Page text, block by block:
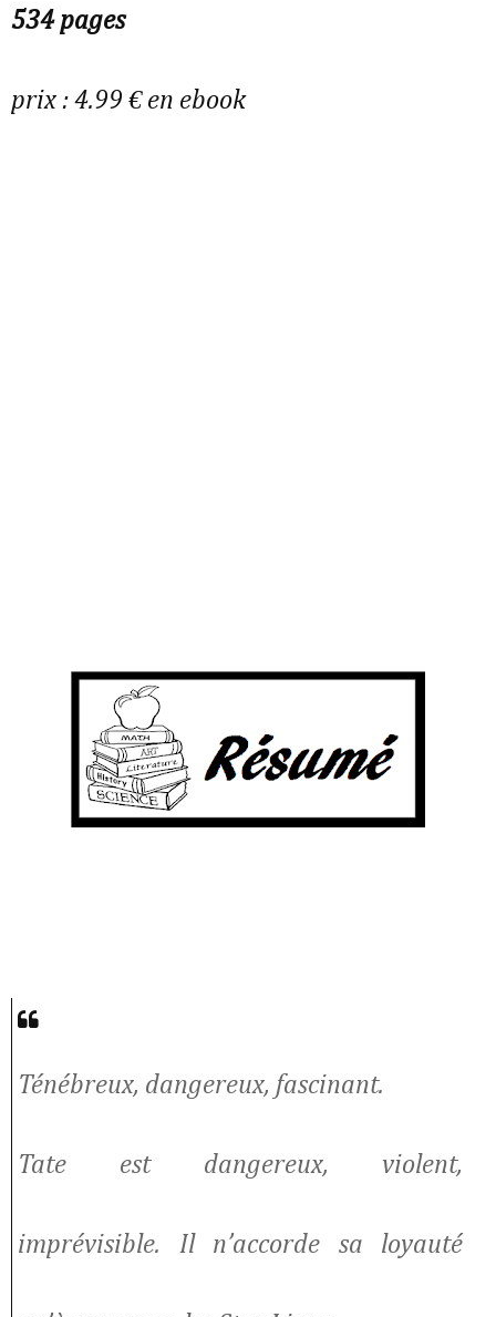
534 pages
prix : 4.99 € en ebook
Ténébreux, dangereux, fascinant.
Tate est dangereux, violent,
imprévisible. Il n’accorde sa loyauté